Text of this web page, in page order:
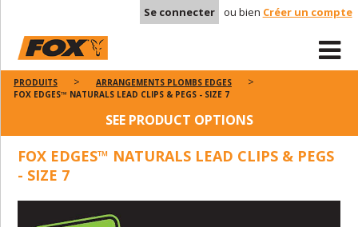
Se connecter ou bien Créer un compte
PRODUITS
ARRANGEMENTS PLOMBS EDGES
FOX EDGES™ NATURALS LEAD CLIPS & PEGS - SIZE 7
SEE PRODUCT OPTIONS
FOX EDGES™ NATURALS LEAD CLIPS & PEGS
- SIZE 7